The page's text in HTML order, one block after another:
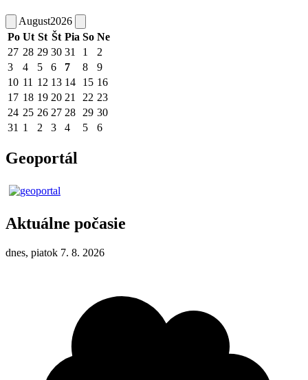
August2026
Po Ut St Št Pia So Ne
27 28 29 30 31 1
2
3
4 5 6 7 8
9
10 11 12 13 14 15 16
17 18 19 20 21 22 23
24 25 26 27 28 29 30
31 1 2 3 4 5 6
Geoportál
Aktuálne počasie
dnes, piatok 7. 8. 2026